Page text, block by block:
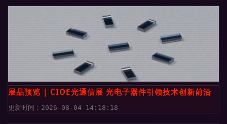
展品预览 | CIOE光通信展 光电子器件引领技术创新前沿
更新时间：2026-08-04 14:18:18